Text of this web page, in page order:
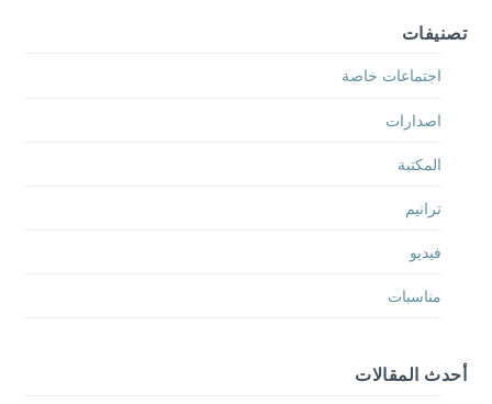
تصنيفات
اجتماعات خاصة
اصدارات
المكتبة
ترانيم
فيديو
مناسبات
أحدث المقالات